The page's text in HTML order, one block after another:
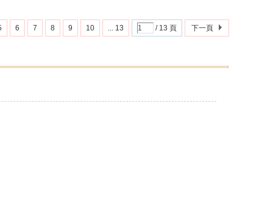
6 7 8 9 10 ... 13 / 13 頁 下一頁